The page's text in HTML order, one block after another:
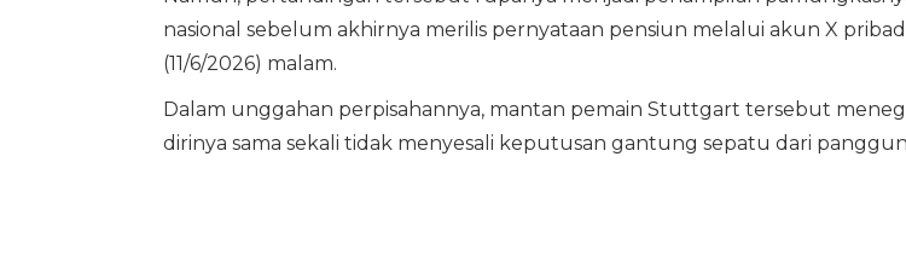
nasional sebelum akhirnya merilis pernyataan pensiun melalui akun X
(11/6/2026) malam.
Dalam unggahan perpisahannya, mantan pemain Stuttgart tersebut
dirinya sama sekali tidak menyesali keputusan gantung sepatu dari